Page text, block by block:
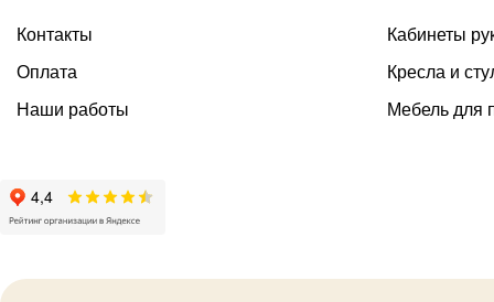
Контакты
Оплата
Наши работы
Кабинеты
Кресла и
Мебель для